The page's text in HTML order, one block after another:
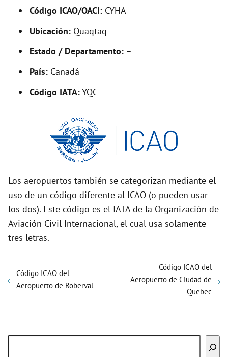
i
Código ICAO/OACI: CYHA
Ubicación: Quaqtaq
Estado / Departamento: –
País: Canadá
Código IATA:YQC
Los aeropuertos también se categorizan mediante el
uso de un código diferente al ICAO (o pueden usar
los dos). Este código es el IATA de la Organización de
Aviación Civil Internacional, el cual usa solamente
tres letras.
Código ICAO del
Aeropuerto de Roberval
Código ICAO del
Aeropuerto de Ciudad de
Quebec